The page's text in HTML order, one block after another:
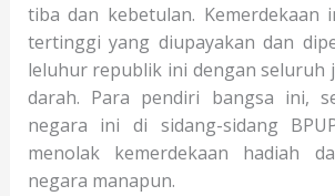
tiba dan kebetulan. Kemerdekaan
tertinggi yang diupayakan dan
leluhur republik ini dengan seluruh
darah. Para pendiri bangsa ini,
negara ini di sidang-sidang
menolak kemerdekaan hadiah
negara manapun.